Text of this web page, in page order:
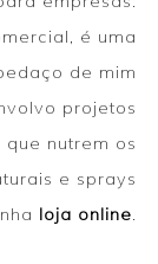
é uma
de mim
projetos
nutrem os
e sprays
loja online.